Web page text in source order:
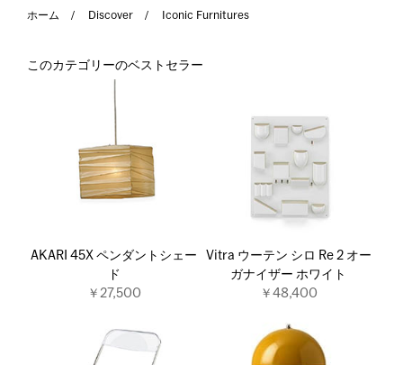
ホーム Discover Iconic Furnitures
このカテゴリーのベストセラー
AKARI 45X ペンダントシェー
ド
￥27,500
Vitra ウーテン シロ Re 2 オー
ガナイザー ホワイト
￥48,400